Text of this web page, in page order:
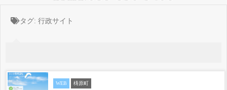
タグ: 行政サイト
WEB 梼原町